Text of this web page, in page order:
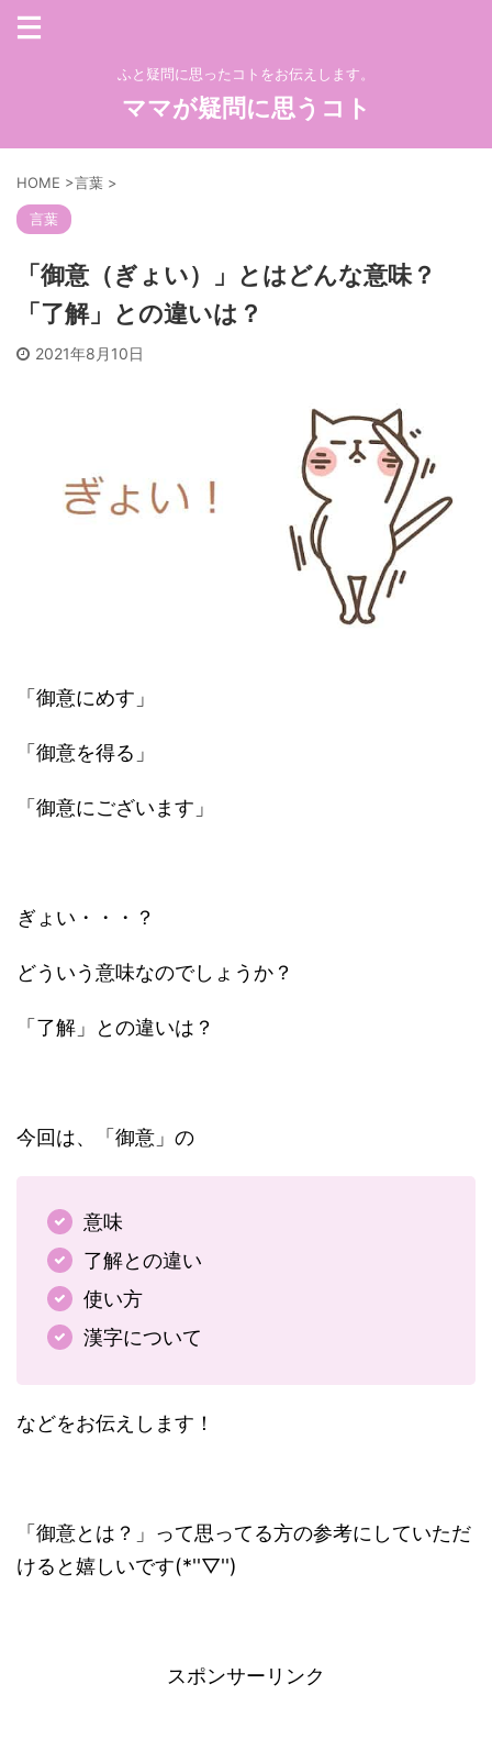
ふと疑問に思ったコトをお伝えします。
ママが疑問に思うコト
HOME >言葉 >
言葉
「御意（ぎょい）」とはどんな意味？
「了解」との違いは？
2021年8月10日
「御意にめす」
「御意を得る」
「御意にございます」
ぎょい・・・？
どういう意味なのでしょうか？
「了解」との違いは？
今回は、「御意」の
意味
了解との違い
使い方
漢字について
などをお伝えします！
「御意とは？」って思ってる方の参考にしていただ
けると嬉しいです(*''▽'')
スポンサーリンク